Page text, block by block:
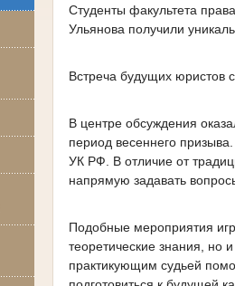
Студенты факультета
Ульянова получили
Встреча будущих юристов
В центре обсуждения
период весеннего
УК РФ. В отличие от
напрямую задавать
Подобные мероприятия
теоретические знания, но
практикующим судьей